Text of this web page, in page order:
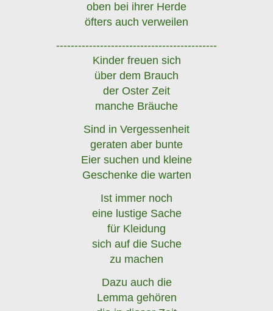
oben bei ihrer Herde
öfters auch verweilen
--------------------------------------------
Kinder freuen sich
über dem Brauch
der Oster Zeit
manche Bräuche
Sind in Vergessenheit
geraten aber bunte
Eier suchen und kleine
Geschenke die warten
Ist immer noch
eine lustige Sache
für Kleidung
sich auf die Suche
zu machen
Dazu auch die
Lemma gehören